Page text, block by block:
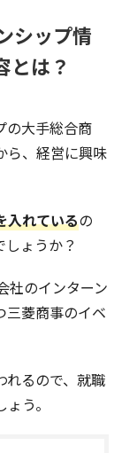
シップ情
とは？
の大手総合商
ら、経営に興味
入れているの
ょうか？
社のインターン
三菱商事のイベ
れるので、就職
う。